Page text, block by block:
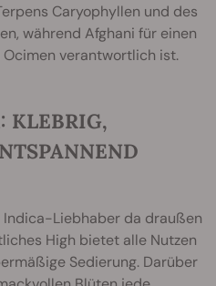
Caryophyllen und des
während Afghani für einen
Ocimen verantwortlich ist.
KLEBRIG,
Liebhaber da draußen
High bietet alle Nutzen
Sedierung. Darüber